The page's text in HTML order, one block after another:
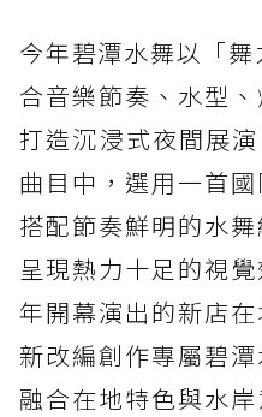
今年碧潭水舞以「
合音樂節奏、水型
打造沉浸式夜間展
曲目中，選用一首國
搭配節奏鮮明的水
呈現熱力十足的視
年開幕演出的新店
新改編創作專屬碧
融合在地特色與水